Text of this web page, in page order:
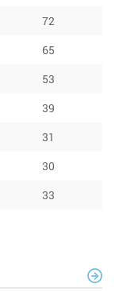
72
65
53
39
31
30
33